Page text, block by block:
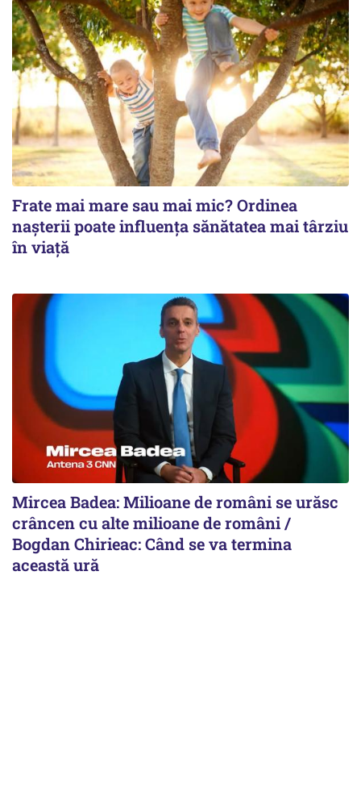
Frate mai mare sau mai mic? Ordinea
nașterii poate influența sănătatea mai târziu
în viață
Mircea Badea: Milioane de români se urăsc
crâncen cu alte milioane de români /
Bogdan Chirieac: Când se va termina
această ură